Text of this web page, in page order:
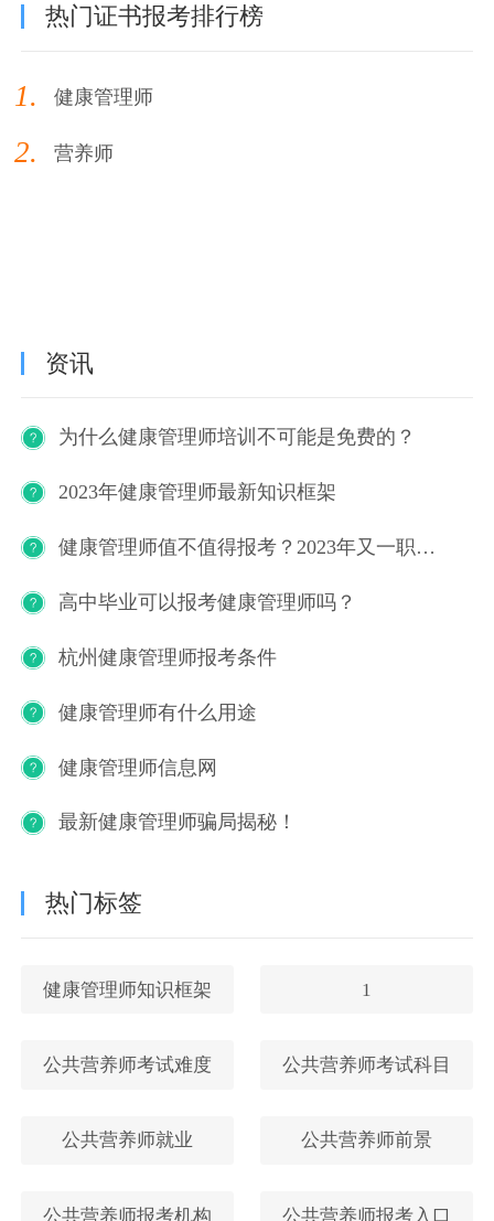
热门证书报考排行榜
1. 健康管理师
2. 营养师
资讯
为什么健康管理师培训不可能是免费的？
2023年健康管理师最新知识框架
健康管理师值不值得报考？2023年又一职业技能等级证书重磅人才政策发布！
高中毕业可以报考健康管理师吗？
杭州健康管理师报考条件
健康管理师有什么用途
健康管理师信息网
最新健康管理师骗局揭秘！
热门标签
健康管理师知识框架 1
公共营养师考试难度 公共营养师考试科目
公共营养师就业 公共营养师前景
公共营养师报考机构 公共营养师报考入口